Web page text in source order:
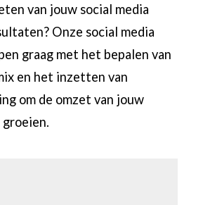
van jouw social media
Onze social media
graag met het bepalen van
en het inzetten van
om de omzet van jouw